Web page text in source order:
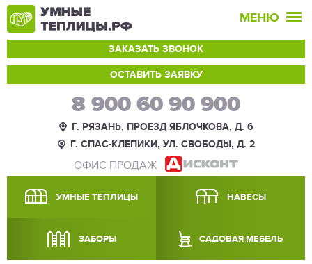
МЕНЮ
ЗАКАЗАТЬ ЗВОНОК
ОСТАВИТЬ ЗАЯВКУ
8 900 60 90 900
Г. РЯЗАНЬ, ПРОЕЗД ЯБЛОЧКОВА, Д. 6
Г. СПАС-КЛЕПИКИ, УЛ. СВОБОДЫ, Д. 2
ОФИС ПРОДАЖ
УМНЫЕ ТЕПЛИЦЫ НАВЕСЫ
ЗАБОРЫ САДОВАЯ МЕБЕЛЬ